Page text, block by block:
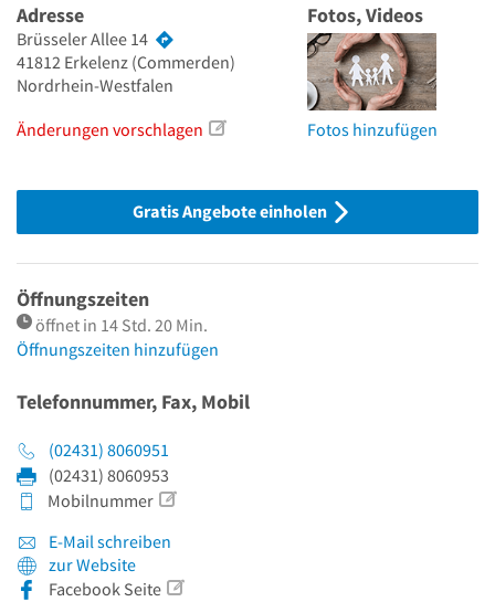
Adresse
Brüsseler Allee 14
41812 Erkelenz (Commerden)
Nordrhein-Westfalen
Änderungen vorschlagen
Fotos, Videos
Fotos hinzufügen
Gratis Angebote einholen
Öffnungszeiten
öffnet in 14 Std. 20 Min.
Öffnungszeiten hinzufügen
Telefonnummer, Fax, Mobil
(02431) 8060951
(02431) 8060953
Mobilnummer
E-Mail schreiben
zur Website
Facebook Seite